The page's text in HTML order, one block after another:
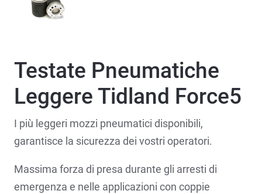
Testate Pneumatiche
Leggere Tidland Force5
I più leggeri mozzi pneumatici disponibili,
garantisce la sicurezza dei vostri operatori.
Massima forza di presa durante gli arresti di
emergenza e nelle applicazioni con coppie